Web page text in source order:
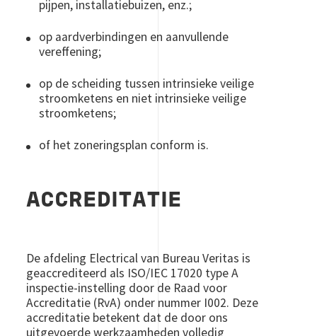
pijpen, installatiebuizen, enz.;
op aardverbindingen en aanvullende
vereffening;
op de scheiding tussen intrinsieke veilige
stroomketens en niet intrinsieke veilige
stroomketens;
of het zoneringsplan conform is.
ACCREDITATIE
De afdeling Electrical van Bureau Veritas is
geaccrediteerd als ISO/IEC 17020 type A
inspectie-instelling door de Raad voor
Accreditatie (RvA) onder nummer I002. Deze
accreditatie betekent dat de door ons
uitgevoerde werkzaamheden volledig